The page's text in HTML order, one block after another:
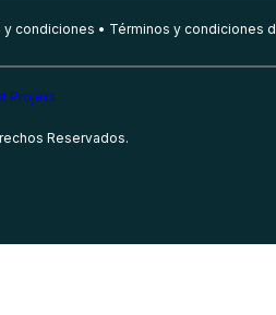
y condiciones Términos y condiciones
Reservados.